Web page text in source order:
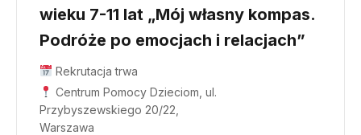
wieku 7-11 lat „Mój własny kompas.
Podróże po emocjach i relacjach”
Rekrutacja trwa
Centrum Pomocy Dzieciom, ul.
Przybyszewskiego 20/22,
Warszawa